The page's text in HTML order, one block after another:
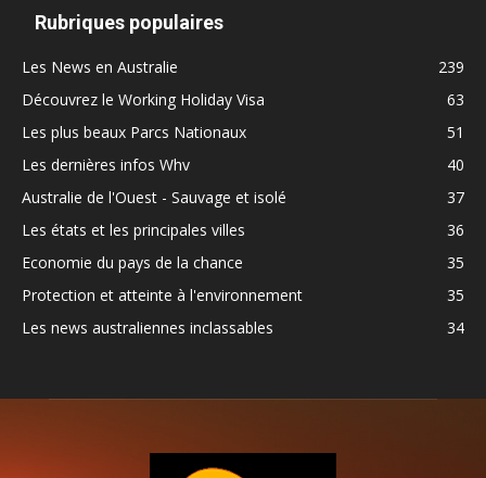
Rubriques populaires
Les News en Australie
239
Découvrez le Working Holiday Visa
63
Les plus beaux Parcs Nationaux
51
Les dernières infos Whv
40
Australie de l'Ouest - Sauvage et isolé
37
Les états et les principales villes
36
Economie du pays de la chance
35
Protection et atteinte à l'environnement
35
Les news australiennes inclassables
34